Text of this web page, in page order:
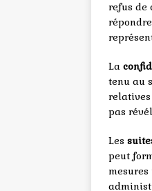
refus de
La
tenu au
relatives
pas
Les
peut
mesures